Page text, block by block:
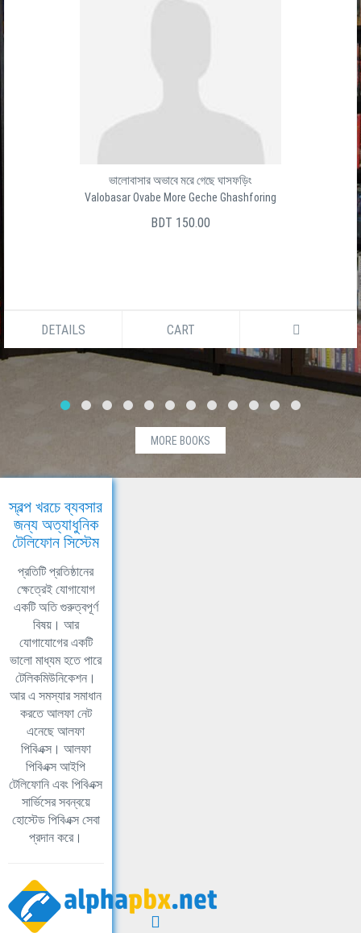
ভালোবাসার অভাবে মরে গেছে ঘাসফড়িং
Valobasar Ovabe More Geche Ghashforing
BDT 150.00
DETAILS CART
MORE BOOKS
স্বল্প খরচে ব্যবসার
জন্য অত্যাধুনিক
টেলিফোন সিস্টেম
প্রতিটি প্রতিষ্ঠানের
ক্ষেত্রেই যোগাযোগ
একটি অতি গুরুত্বপূর্ণ
বিষয়। আর
যোগাযোগের একটি
ভালো মাধ্যম হতে পারে
টেলিকমিউনিকেশন।
আর এ সমস্যার সমাধান
করতে আলফা নেট
এনেছে আলফা
পিবিএক্স। আলফা
পিবিএক্স আইপি
টেলিফোনি এবং পিবিএক্স
সার্ভিসের সবন্বয়ে
হোস্টেড পিবিএক্স সেবা
প্রদান করে।